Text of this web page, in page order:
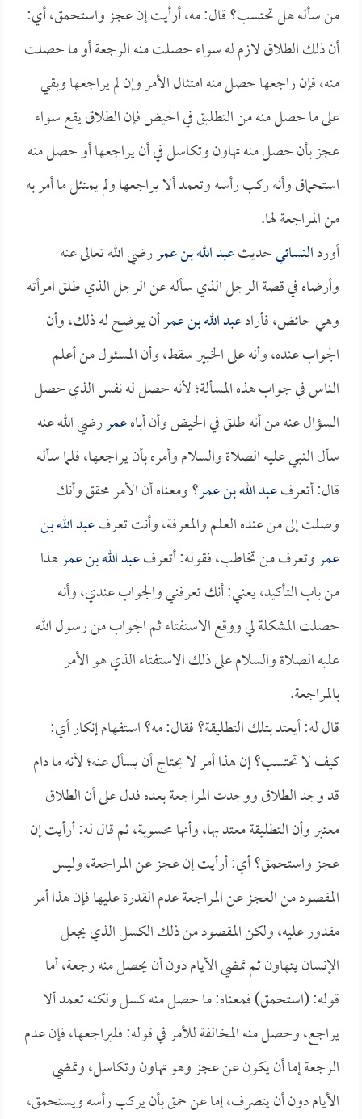
من سأله هل تحتسب؟ قال: مه، أرأيت إن عجز واستحمق، أي:
أن ذلك الطلاق لازم له سواء حصلت منه الرجعة أو ما حصلت
منه، فإن راجعها حصل منه امتثال الأمر وإن لم يراجعها وبقي
على ما حصل منه من التطليق في الحيض فإن الطلاق يقع سواء
عجز بأن حصل منه تهاون وتكاسل في أن يراجعها أو حصل منه
استحماق وأنه ركب رأسه وتعمد ألا يراجعها ولم يمتثل ما أمر به
من المراجعة لها.
أوردالنسائيحديثعبد الله بن عمررضي الله تعالى عنه
وأرضاه في قصة الرجل الذي سأله عن الرجل الذي طلق امرأته
وهي حائض، فأرادعبد الله بن عمرأن يوضح له ذلك، وأن
الجواب عنده، وأنه على الخبير سقط، وأن المسئول من أعلم
الناس في جواب هذه المسألة؛ لأنه حصل له نفس الذي حصل
السؤال عنه من أنه طلق في الحيض وأن أباهعمررضي الله عنه
سأل النبي عليه الصلاة والسلام وأمره بأن يراجعها، فلما سأله
قال: أتعرفعبد الله بن عمر؟ ومعناه أن الأمر محقق وأنك
وصلت إلى من عنده العلم والمعرفة، وأنت تعرفعبد الله بن
عمروتعرف من تخاطب، فقوله: أتعرفعبد الله بن عمرهذا
من باب التأكيد، يعني: أنك تعرفني والجواب عندي، وأنه
حصلت المشكلة لي ووقع الاستفتاء ثم الجواب من رسول الله
عليه الصلاة والسلام على ذلك الاستفتاء الذي هو الأمر
بالمراجعة.
قال له: أيعتد بتلك التطليقة؟ فقال: مه؟ استفهام إنكار أي:
كيف لا تحتسب؟ إن هذا أمر لا يحتاج أن يسأل عنه؛ لأنه ما دام
قد وجد الطلاق ووجدت المراجعة بعده فدل على أن الطلاق
معتبر وأن التطليقة معتد بها، وأنها محسوبة، ثم قال له: أرأيت إن
عجز واستحمق؟ أي: أرأيت إن عجز عن المراجعة، وليس
المقصود من العجز عن المراجعة عدم القدرة عليها فإن هذا أمر
مقدور عليه، ولكن المقصود من ذلك الكسل الذي يجعل
الإنسان يتهاون ثم تمضي الأيام دون أن يحصل منه رجعة، أما
قوله: (استحمق) فمعناه: ما حصل منه كسل ولكنه تعمد ألا
يراجع، وحصل منه المخالفة للأمر في قوله: فليراجعها، فإن عدم
الرجعة إما أن يكون عن عجز وهو تهاون وتكاسل، وتمضي
الأيام دون أن يتصرف، إما عن حمق بأن يركب رأسه ويستحمق،